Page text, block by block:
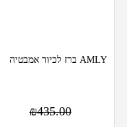
AMLY ברז לכיור אמבטיה
₪435.00